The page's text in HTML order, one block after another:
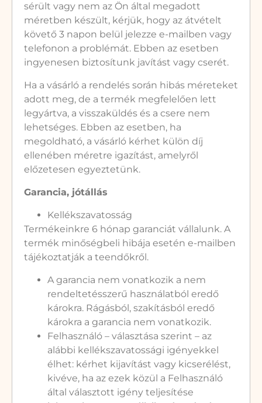
sérült vagy nem az Ön által megadott
méretben készült, kérjük, hogy az átvételt
követő 3 napon belül jelezze e-mailben vagy
telefonon a problémát. Ebben az esetben
ingyenesen biztosítunk javítást vagy cserét.
Ha a vásárló a rendelés során hibás méreteket
adott meg, de a termék megfelelően lett
legyártva, a visszaküldés és a csere nem
lehetséges. Ebben az esetben, ha
megoldható, a vásárló kérhet külön díj
ellenében méretre igazítást, amelyről
előzetesen egyeztetünk.
Garancia, jótállás
Kellékszavatosság
Termékeinkre 6 hónap garanciát vállalunk. A
termék minőségbeli hibája esetén e-mailben
tájékoztatják a teendőkről.
A garancia nem vonatkozik a nem
rendeltetésszerű használatból eredő
károkra. Rágásból, szakításból eredő
károkra a garancia nem vonatkozik.
Felhasználó – választása szerint – az
alábbi kellékszavatossági igényekkel
élhet: kérhet kijavítást vagy kicserélést,
kivéve, ha az ezek közül a Felhasználó
által választott igény teljesítése